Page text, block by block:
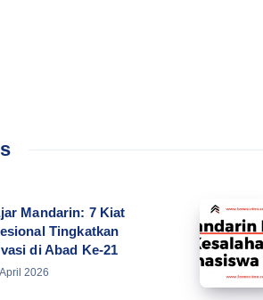
Mandarin: 7 Kiat
Tingkatkan
di Abad Ke-21
2026
Mandarin
Pemula:
5